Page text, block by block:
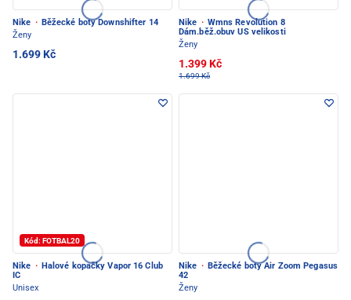
Nike · Běžecké boty Downshifter 14
Ženy
1.699 Kč
Nike · Wmns Revolution 8
Dám.běž.obuv US velikosti
Ženy
1.399 Kč
1.699 Kč
Kód: FOTBAL20
Nike · Halové kopačky Vapor 16 Club
IC
Unisex
Nike · Běžecké boty Air Zoom Pegasus
42
Ženy